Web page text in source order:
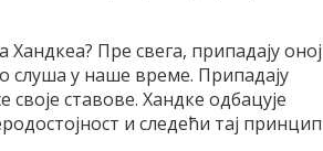
Пре свега, припадају оној
слуша у наше време. Припадају
своје ставове. Хандке одбацује
и следећи тај принцип